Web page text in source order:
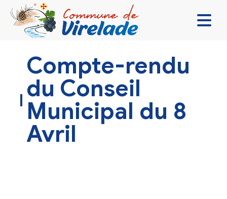
VIVRE ENSEMBLE
SE DIVERTIR
DÉCOUVRIR
Compte-rendu
du Conseil
Municipal du 8
Avril